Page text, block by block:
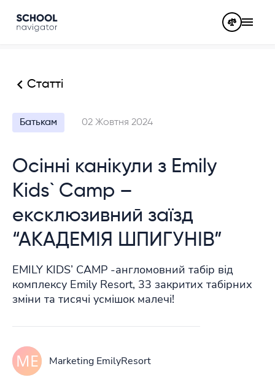
Статті
Батькам 02 Жовтня 2024
Осінні канікули з Emily
Kids` Camp –
ексклюзивний заїзд
“АКАДЕМІЯ ШПИГУНІВ”
EMILY KIDS’ CAMP -англомовний табір від
комплексу Emily Resort, 33 закритих табірних
зміни та тисячі усмішок малечі!
Marketing EmilyResort